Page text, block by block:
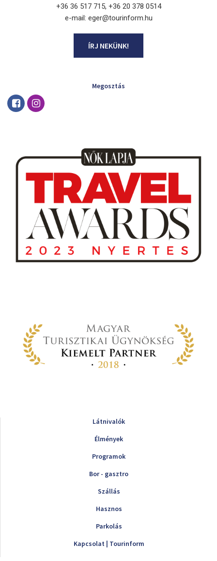
+36 36 517 715, +36 20 378 0514
e-mail: eger@tourinform.hu
ÍRJ NEKÜNK!
Megosztás
Látnivalók
Élmények
Programok
Bor - gasztro
Szállás
Hasznos
Parkolás
Kapcsolat | Tourinform